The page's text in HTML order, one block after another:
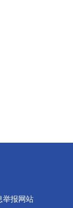
举报网站